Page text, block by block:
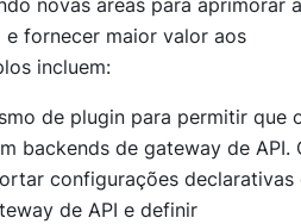
novas áreas para aprimorar a
fornecer maior valor aos
incluem:
de plugin para permitir que
backends de gateway de API.
configurações declarativas
de API e definir